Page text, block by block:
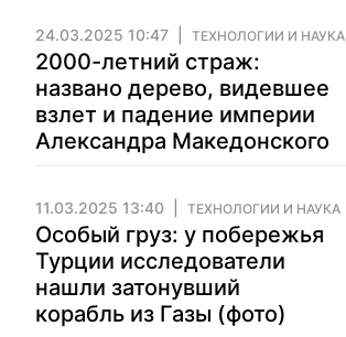
24.03.2025 10:47 ТЕХНОЛОГИИ И НАУКА
2000-летний страж:
названо дерево, видевшее
взлет и падение империи
Александра Македонского
11.03.2025 13:40 ТЕХНОЛОГИИ И НАУКА
Особый груз: у побережья
Турции исследователи
нашли затонувший
корабль из Газы (фото)